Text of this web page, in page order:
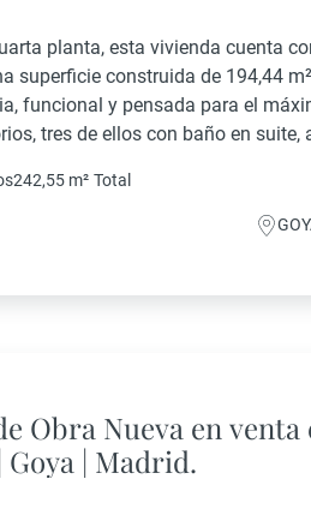
planta, esta vivienda cuenta
superficie construida de 194,44
funcional y pensada para el
tres de ellos con baño en suite,
242,55 m² Total
Obra Nueva en venta
Goya | Madrid.